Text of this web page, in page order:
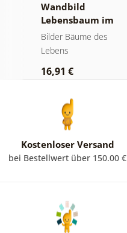
Wandbild
Lebensbaum im
bunten
Glasfenster
Bilder Bäume des
Lebens
16,91 €
Kostenloser Versand
bei Bestellwert über 150.00 €